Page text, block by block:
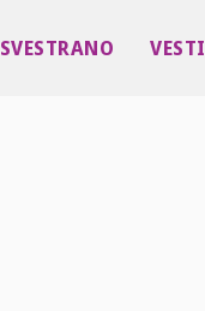
SVESTRANO VESTI